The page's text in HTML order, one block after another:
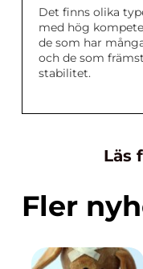
Det finns olika
med hög
de som har
och de som
stabilitet.
Läs
Fler